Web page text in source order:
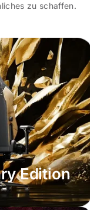
zu schaffen.
Edition